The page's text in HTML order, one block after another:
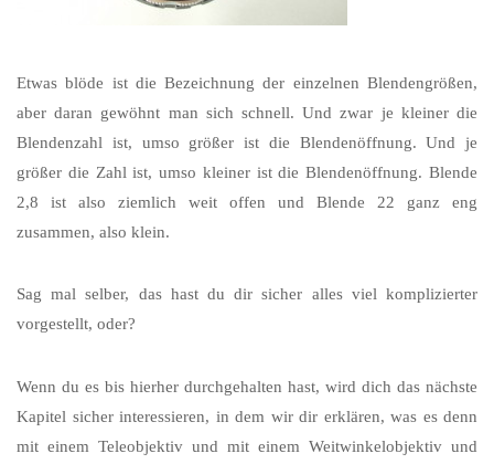
Etwas blöde ist die Bezeichnung der einzelnen Blendengrößen,
aber daran gewöhnt man sich schnell. Und zwar je kleiner die
Blendenzahl ist, umso größer ist die Blendenöffnung. Und je
größer die Zahl ist, umso kleiner ist die Blendenöffnung. Blende
2,8 ist also ziemlich weit offen und Blende 22 ganz eng
zusammen, also klein.
Sag mal selber, das hast du dir sicher alles viel komplizierter
vorgestellt, oder?
Wenn du es bis hierher durchgehalten hast, wird dich das nächste
Kapitel sicher interessieren, in dem wir dir erklären, was es denn
mit einem Teleobjektiv und mit einem Weitwinkelobjektiv und